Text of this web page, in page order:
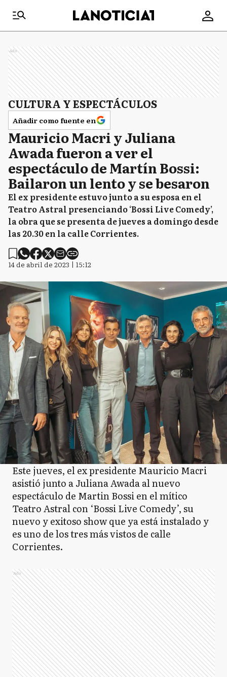
Ads
CULTURA Y ESPECTÁCULOS
Añadir como fuente en
Mauricio Macri y Juliana
Awada fueron a ver el
espectáculo de Martín Bossi:
Bailaron un lento y se besaron
El ex presidente estuvo junto a su esposa en el
Teatro Astral presenciando ‘Bossi Live Comedy’,
la obra que se presenta de jueves a domingo desde
las 20.30 en la calle Corrientes.
14 de abril de 2023 | 15:12
Este jueves, el ex presidente Mauricio Macri
asistió junto a Juliana Awada al nuevo
espectáculo de Martin Bossi en el mítico
Teatro Astral con ‘Bossi Live Comedy’, su
nuevo y exitoso show que ya está instalado y
es uno de los tres más vistos de calle
Corrientes.
Ads